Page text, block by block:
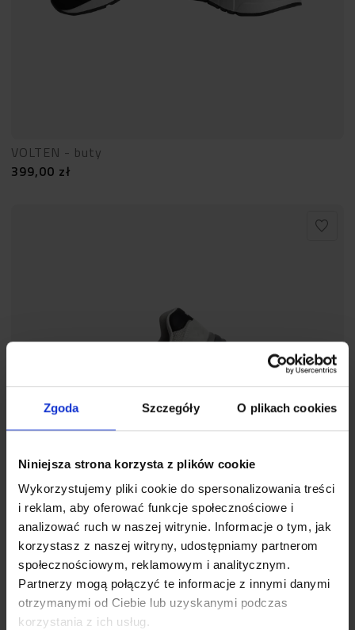
Zgoda Szczegóły O plikach cookies
Niniejsza strona korzysta z plików cookie
Wykorzystujemy pliki cookie do spersonalizowania treści
i reklam, aby oferować funkcje społecznościowe i
analizować ruch w naszej witrynie. Informacje o tym, jak
korzystasz z naszej witryny, udostępniamy partnerom
społecznościowym, reklamowym i analitycznym.
Partnerzy mogą połączyć te informacje z innymi danymi
otrzymanymi od Ciebie lub uzyskanymi podczas
korzystania z ich usług.
VOLTEN - buty
399,00 zł
VOLTEN - buty